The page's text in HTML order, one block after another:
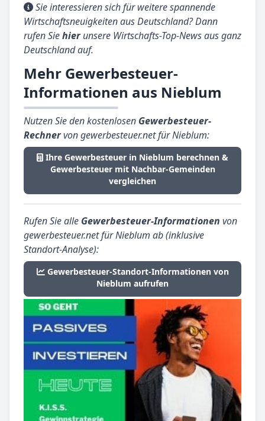
Sie interessieren sich für weitere spannende
Wirtschaftsneuigkeiten aus Deutschland? Dann
rufen Siehierunsere Wirtschafts-Top-News aus ganz
Deutschland auf.
Mehr Gewerbesteuer-
Informationen aus Nieblum
Nutzen Sie den kostenlosen Gewerbesteuer-
Rechnervon gewerbesteuer.net für Nieblum:
Ihre Gewerbesteuer in Nieblum berechnen &
Gewerbesteuer mit Nachbar-Gemeinden
vergleichen
Rufen Sie alle Gewerbesteuer-Informationen von
gewerbesteuer.net für Nieblum ab (inklusive
Standort-Analyse):
Gewerbesteuer-Standort-Informationen von
Nieblum aufrufen